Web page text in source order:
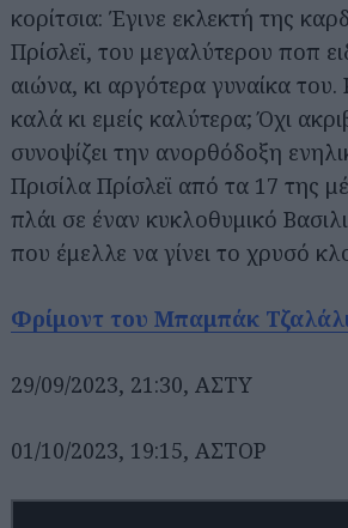
κορίτσια: Έγινε εκλεκτή της
Πρίσλεϊ, του μεγαλύτερου ποπ
αιώνα, κι αργότερα γυναίκα του.
καλά κι εμείς καλύτερα; Όχι
συνοψίζει την ανορθόδοξη
Πρισίλα Πρίσλεϊ από τα 17 της
πλάι σε έναν κυκλοθυμικό
που έμελλε να γίνει το χρυσό
Φρίμοντ του Μπαμπάκ
29/09/2023, 21:30, ΑΣΤΥ
01/10/2023, 19:15, ΑΣΤΟΡ
Αναζήτηση
για...